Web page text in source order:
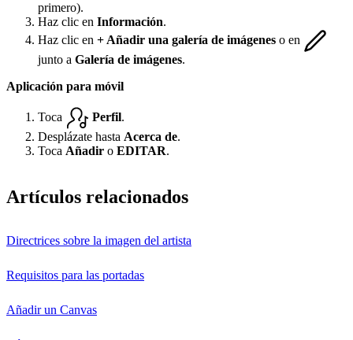
primero).
Haz clic en Información.
Haz clic en + Añadir una galería de imágenes o en
junto a Galería de imágenes.
Aplicación para móvil
Toca Perfil.
Desplázate hasta Acerca de.
Toca Añadir o EDITAR.
Artículos relacionados
Directrices sobre la imagen del artista
Requisitos para las portadas
Añadir un Canvas